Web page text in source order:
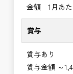
金額 1月あ
賞与
賞与あり
賞与金額 ～